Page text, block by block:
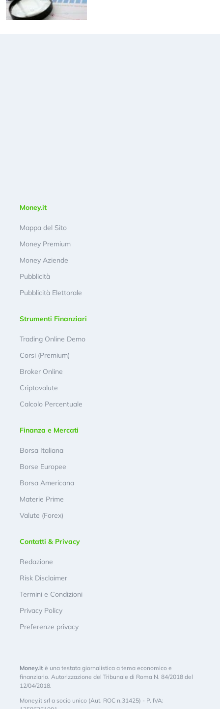
Money.it
Mappa del Sito
Money Premium
Money Aziende
Pubblicità
Pubblicità Elettorale
Strumenti Finanziari
Trading Online Demo
Corsi (Premium)
Broker Online
Criptovalute
Calcolo Percentuale
Finanza e Mercati
Borsa Italiana
Borse Europee
Borsa Americana
Materie Prime
Valute (Forex)
Contatti & Privacy
Redazione
Risk Disclaimer
Termini e Condizioni
Privacy Policy
Preferenze privacy
Money.it è una testata giornalistica a tema economico e
finanziario. Autorizzazione del Tribunale di Roma N. 84/2018 del
12/04/2018.
Money.it srl a socio unico (Aut. ROC n.31425) - P. IVA: